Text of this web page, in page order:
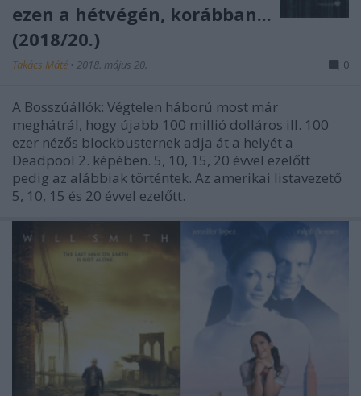
ezen a hétvégén, korábban...
(2018/20.)
Takács Máté • 2018. május 20. 0
A Bosszúállók: Végtelen háború most már
meghátrál, hogy újabb 100 millió dolláros ill. 100
ezer nézős blockbusternek adja át a helyét a
Deadpool 2. képében. 5, 10, 15, 20 évvel ezelőtt
pedig az alábbiak történtek. Az amerikai listavezető
5, 10, 15 és 20 évvel ezelőtt.